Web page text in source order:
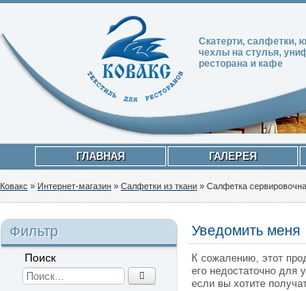
Скатерти, салфетки,
чехлы на стулья,
ресторана и кафе
ГЛАВНАЯ ГАЛЕРЕЯ
Ковакс » Интернет-магазин » Салфетки из ткани » Салфетка
Фильтр
Поиск
Уведомить меня
К сожалению, этот
его недостаточно для
если вы хотите